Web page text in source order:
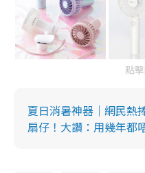
點
夏日消暑神器｜網民熱
扇仔！大讚：用幾年都